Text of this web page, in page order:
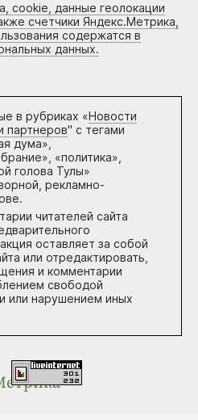
cookie, данные геолокации
счетчики Яндекс.Метрика,
содержатся в
данных.
в рубриках «Новости
партнеров" с тегами
дума»,
«политика»,
голова Тулы»
рекламно-
читателей сайта
оставляет за собой
или отредактировать,
и комментарии
свободой
или нарушением иных